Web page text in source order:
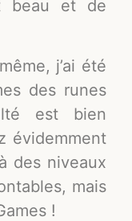
beau et de
j’ai été
des runes
est bien
évidemment
des niveaux
mais
!